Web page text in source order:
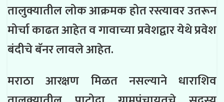
तालुक्यातील लोक आक्रमक होत रस्त्यावर उतरून
मोर्चा काढत आहेत व गावाच्या प्रवेशद्वार येथे प्रवेश
बंदीचे बॅनर लावले आहेत.
मराठा आरक्षण मिळत नसल्याने धाराशिव